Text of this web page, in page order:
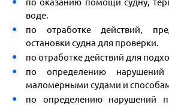
по оказанию помощи судну,
воде.
по отработке действий,
остановки судна для проверки.
по отработке действий для
по определению нарушений
маломерными судами и
по определению нарушений